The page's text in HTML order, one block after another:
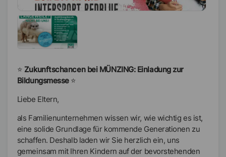
⭐ Zukunftschancen bei MÜNZING: Einladung zur
Bildungsmesse⭐
Liebe Eltern,
als Familienunternehmen wissen wir, wie wichtig es ist,
eine solide Grundlage für kommende Generationen zu
schaffen. Deshalb laden wir Sie herzlich ein, uns
gemeinsam mit Ihren Kindern auf der bevorstehenden